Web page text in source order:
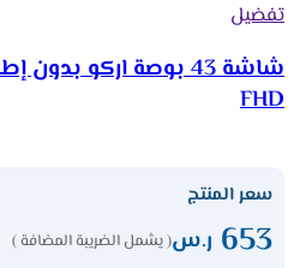
تفضيل
FHD
سعر المنتج
653 ر.س( يشمل الضريبة المضافة )